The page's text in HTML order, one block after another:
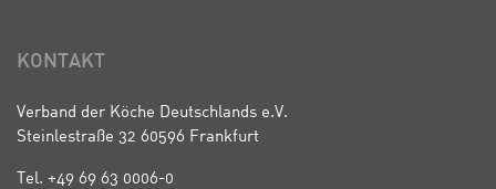
KONTAKT
Verband der Köche Deutschlands e.V.
Steinlestraße 32 60596 Frankfurt
Tel. +49 69 63 0006-0